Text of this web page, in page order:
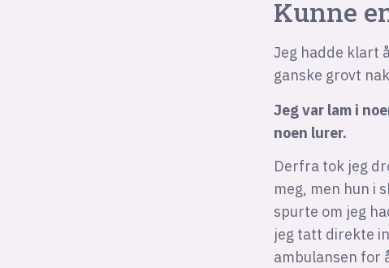
Kunne
Jeg hadde klart
ganske grovt
Jeg var lam i
noen lurer.
Derfra tok jeg
meg, men hun i
spurte om jeg
jeg tatt direkte
ambulansen for